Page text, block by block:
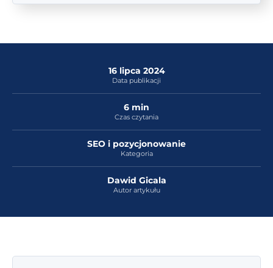
16 lipca 2024
Data publikacji
6 min
Czas czytania
SEO i pozycjonowanie
Kategoria
Dawid Gicala
Autor artykułu